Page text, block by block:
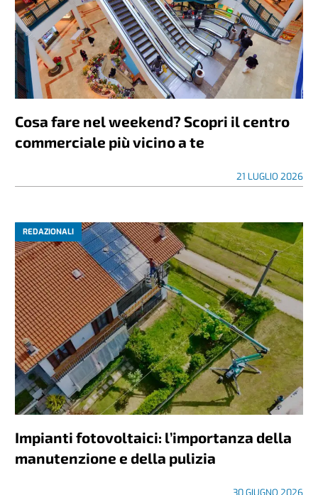
Cosa fare nel weekend? Scopri il centro
commerciale più vicino a te
21 LUGLIO 2026
REDAZIONALI
Impianti fotovoltaici: l’importanza della
manutenzione e della pulizia
30 GIUGNO 2026